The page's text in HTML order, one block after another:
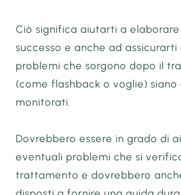
Ciò significa aiutarti a
successo e anche ad
problemi che sorgono dopo il
(come flashback o voglie)
monitorati.
Dovrebbero essere in grado di
eventuali problemi che si
trattamento e dovrebbero